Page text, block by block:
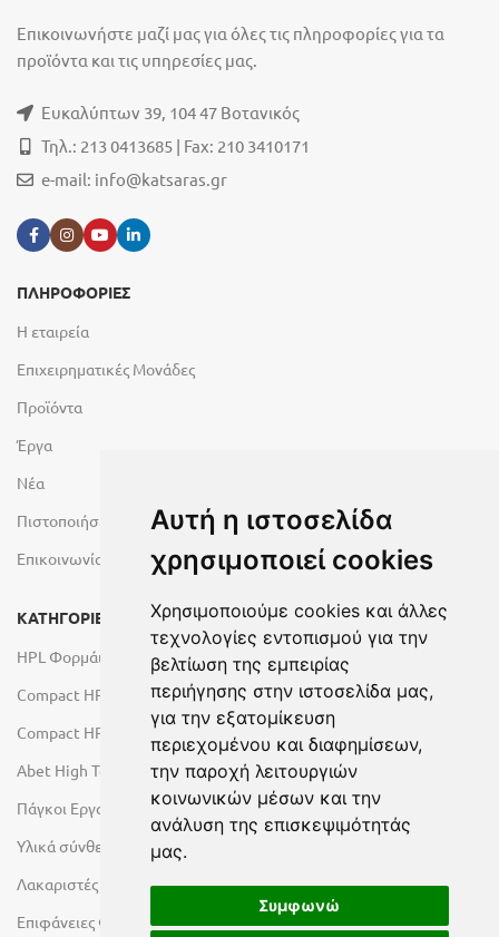
Αυτή η ιστοσελίδα
χρησιμοποιεί cookies
Χρησιμοποιούμε cookies και άλλες
τεχνολογίες εντοπισμού για την
βελτίωση της εμπειρίας
περιήγησης στην ιστοσελίδα μας,
για την εξατομίκευση
περιεχομένου και διαφημίσεων,
την παροχή λειτουργιών
κοινωνικών μέσων και την
ανάλυση της επισκεψιμότητάς
μας.
Συμφωνώ
Επικοινωνήστε μαζί μας για όλες τις πληροφορίες για τα
προϊόντα και τις υπηρεσίες μας.
Ευκαλύπτων 39, 104 47 Βοτανικός
Τηλ.: 213 0413685 | Fax: 210 3410171
e-mail: info@katsaras.gr
ΠΛΗΡΟΦΟΡΙΕΣ
Η εταιρεία
Επιχειρηματικές Μονάδες
Προϊόντα
Έργα
Νέα
Πιστοποιήσεις
Επικοινωνία
ΚΑΤΗΓΟΡΙΕΣ
HPL Φορμάικες
Compact HPL Εσωτερικού Χώρου
Compact HPL Εξωτερικού Χώρου
Abet High Tech Solutions
Πάγκοι Εργασίας Duropal
Υλικά σύνθεσης πόρτας
Λακαριστές επιφάνειες Primeboard
Επιφάνειες Φυσικών Πετρωμάτων